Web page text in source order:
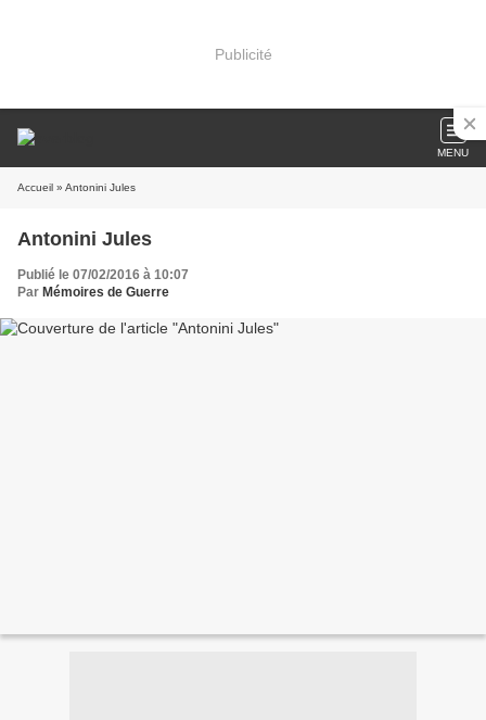
Publicité
MENU
Accueil » Antonini Jules
Antonini Jules
Publié le 07/02/2016 à 10:07
Par Mémoires de Guerre